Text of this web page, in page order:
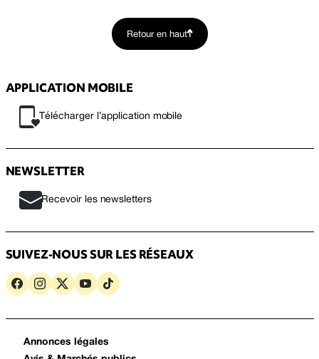
Retour en haut
APPLICATION MOBILE
Télécharger l’application mobile
NEWSLETTER
Recevoir les newsletters
SUIVEZ-NOUS SUR LES RÉSEAUX
Annonces légales